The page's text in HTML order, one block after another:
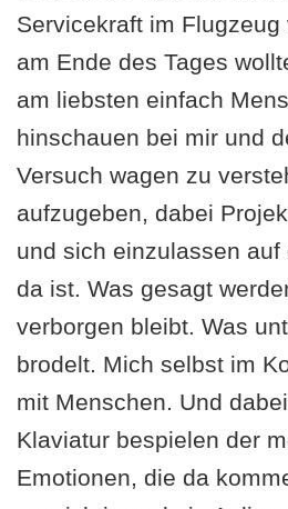
Servicekraft im
am Ende des Tages
am liebsten einfach
hinschauen bei mir und
Versuch wagen zu
aufzugeben, dabei
und sich einzulassen
da ist. Was gesagt
verborgen bleibt. Was
brodelt. Mich selbst im
mit Menschen. Und
Klaviatur bespielen der
Emotionen, die da